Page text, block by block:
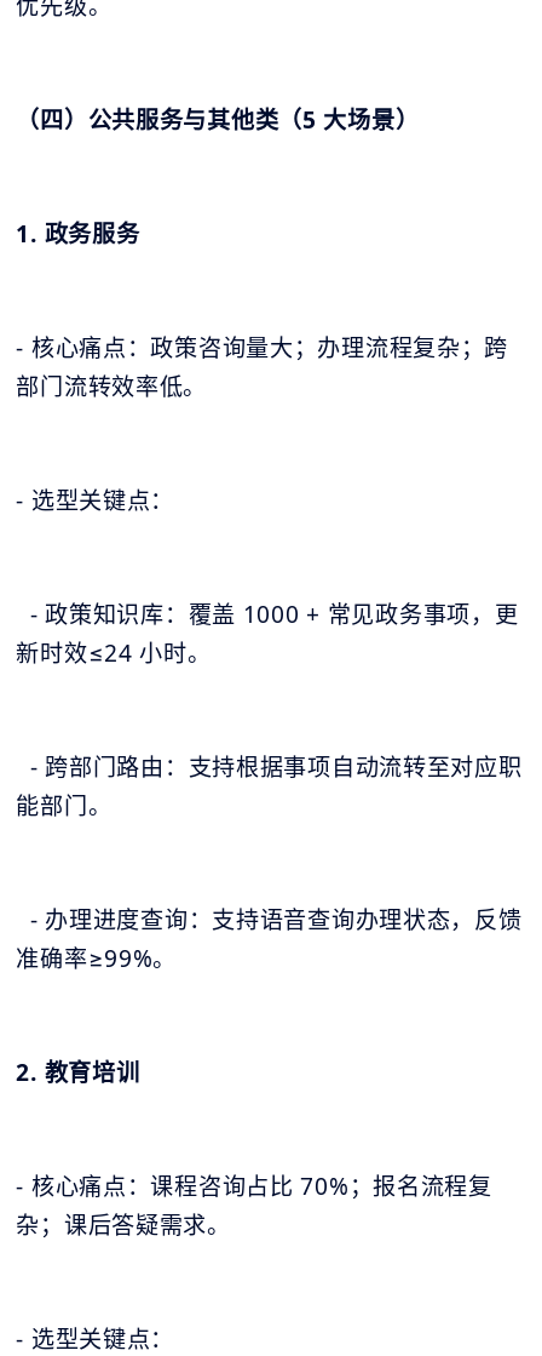
（四）公共服务与其他类（5 大场景）
1. 政务服务
- 核心痛点：政策咨询量大；办理流程复杂；跨
部门流转效率低。
- 选型关键点：
- 政策知识库：覆盖 1000 + 常见政务事项，更
新时效≤24 小时。
- 跨部门路由：支持根据事项自动流转至对应职
能部门。
- 办理进度查询：支持语音查询办理状态，反馈
准确率≥99%。
2. 教育培训
- 核心痛点：课程咨询占比 70%；报名流程复
杂；课后答疑需求。
- 选型关键点：